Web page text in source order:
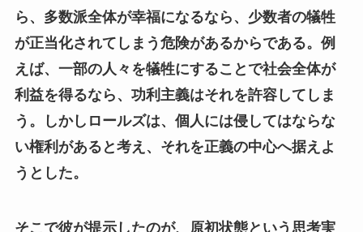
ら、多数派全体が幸福になるなら、少数者の犠牲
が正当化されてしまう危険があるからである。例
えば、一部の人々を犠牲にすることで社会全体が
利益を得るなら、功利主義はそれを許容してしま
う。しかしロールズは、個人には侵してはならな
い権利があると考え、それを正義の中心へ据えよ
うとした。
そこで彼が提示したのが、原初状態という思考実